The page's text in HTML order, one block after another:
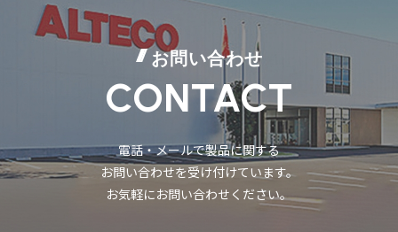
お問い合わせ
CONTACT
電話・メールで製品に関する
お問い合わせを受け付けています。
お気軽にお問い合わせください。